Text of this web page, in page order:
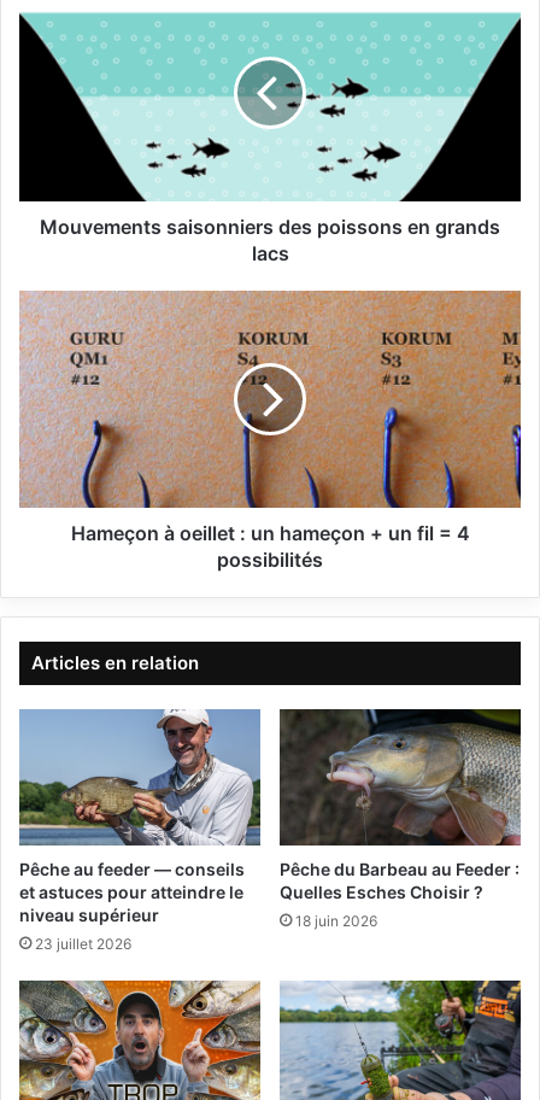
o
t
i
s
o
n
n
i
e
r
s
s
s
s
e
n
g
a
n
s
l
a
c
s
Mouvements saisonniers des poissons en grands
lacs
H
a
m
e
ç
o
n
à
o
:
u
a
m
e
ç
o
n
+
n
f
i
l
=
Hameçon à oeillet : un hameçon + un fil = 4
possibilités
Articles en relation
Pêche au feeder — conseils
et astuces pour atteindre le
niveau supérieur
23 juillet 2026
Pêche du Barbeau au Feeder :
Quelles Esches Choisir ?
18 juin 2026